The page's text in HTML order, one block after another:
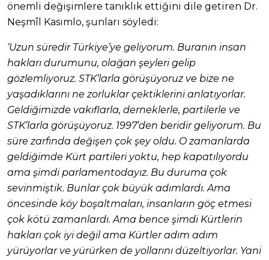
önemli değişimlere tanıklık ettiğini dile getiren Dr.
Neşmîl Kasımlo, şunları söyledi:
‘Uzun süredir Türkiye’ye geliyorum. Buranın insan
hakları durumunu, olağan şeyleri gelip
gözlemliyoruz. STK’larla görüşüyoruz ve bize ne
yaşadıklarını ne zorluklar çektiklerini anlatıyorlar.
Geldiğimizde vakıflarla, derneklerle, partilerle ve
STK’larla görüşüyoruz. 1997’den beridir geliyorum. Bu
süre zarfında değişen çok şey oldu. O zamanlarda
geldiğimde Kürt partileri yoktu, hep kapatılıyordu
ama şimdi parlamentodayız. Bu duruma çok
sevinmiştik. Bunlar çok büyük adımlardı. Ama
öncesinde köy boşaltmaları, insanların göç etmesi
çok kötü zamanlardı. Ama bence şimdi Kürtlerin
hakları çok iyi değil ama Kürtler adım adım
yürüyorlar ve yürürken de yollarını düzeltiyorlar. Yani